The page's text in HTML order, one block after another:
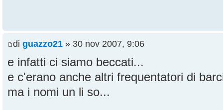
di guazzo21 » 30 nov 2007, 9:06
e infatti ci siamo beccati...
e c'erano anche altri frequentatori di
ma i nomi un li so...